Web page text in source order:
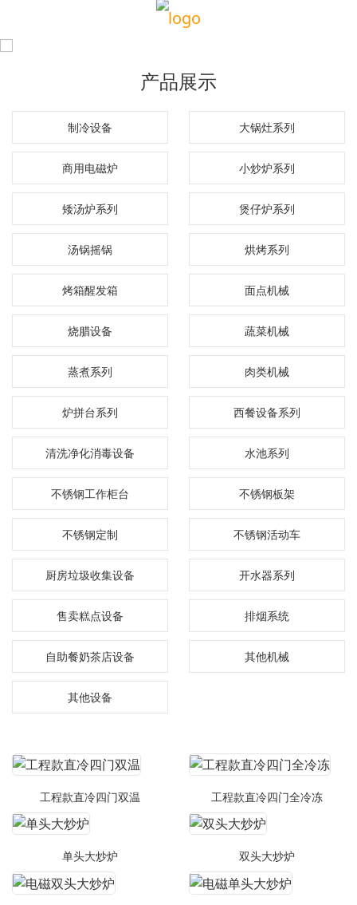
产品展示
制冷设备 大锅灶系列
商用电磁炉 小炒炉系列
矮汤炉系列 煲仔炉系列
汤锅摇锅 烘烤系列
烤箱醒发箱 面点机械
烧腊设备 蔬菜机械
蒸煮系列 肉类机械
炉拼台系列 西餐设备系列
清洗净化消毒设备 水池系列
不锈钢工作柜台 不锈钢板架
不锈钢定制 不锈钢活动车
厨房垃圾收集设备 开水器系列
售卖糕点设备 排烟系统
自助餐奶茶店设备 其他机械
其他设备
工程款直冷四门双温 工程款直冷四门全冷冻
单头大炒炉 双头大炒炉